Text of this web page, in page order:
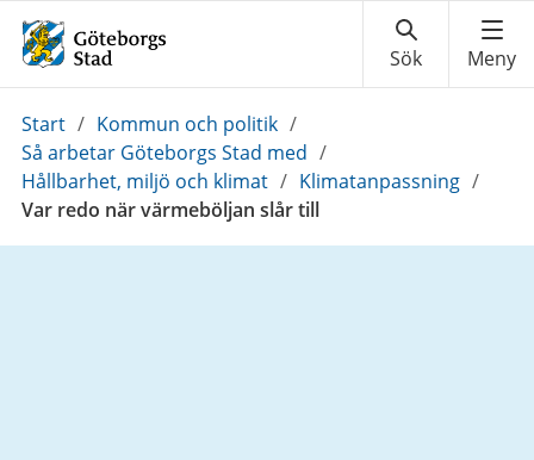
Du
är
här:
Start / Kommun och politik /
Så arbetar Göteborgs Stad med /
Hållbarhet, miljö och klimat / Klimatanpassning /
Var redo när värmeböljan slår till